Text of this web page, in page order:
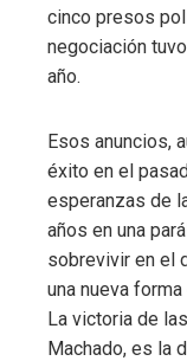
cinco presos
negociación
año.
Esos anuncios,
éxito en el
esperanzas de
años en una
sobrevivir en el
una nueva
La victoria de
Machado, es la